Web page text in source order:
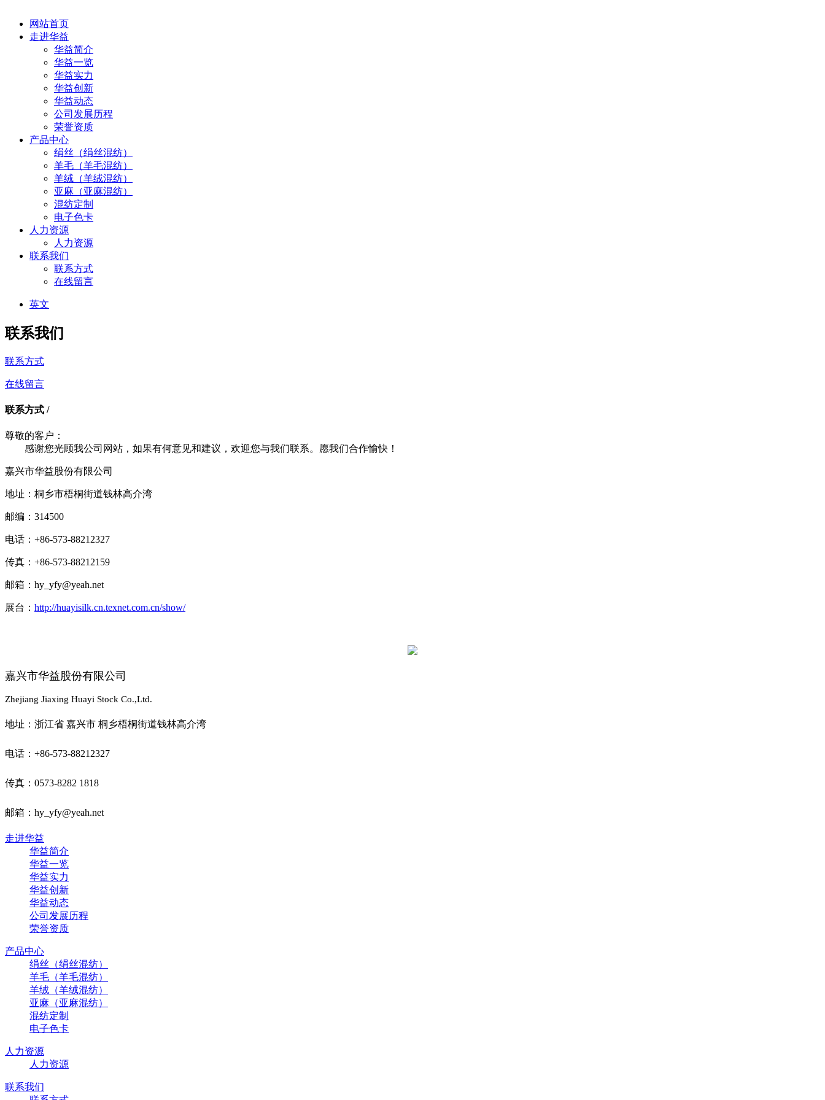
网站首页
走进华益
华益简介
华益一览
华益实力
华益创新
华益动态
公司发展历程
荣誉资质
产品中心
绢丝（绢丝混纺）
羊毛（羊毛混纺）
羊绒（羊绒混纺）
亚麻（亚麻混纺）
混纺定制
电子色卡
人力资源
人力资源
联系我们
联系方式
在线留言
英文
联系我们
联系方式
在线留言
联系方式 /
尊敬的客户：
感谢您光顾我公司网站，如果有何意见和建议，欢迎您与我们联系。愿我们合作愉快！
嘉兴市华益股份有限公司
地址：桐乡市梧桐街道钱林高介湾
邮编：314500
电话：+86-573-88212327
传真：+86-573-88212159
邮箱：hy_yfy@yeah.net
展台： http://huayisilk.cn.texnet.com.cn/show/
嘉兴市华益股份有限公司
Zhejiang Jiaxing Huayi Stock Co.,Ltd.
地址：浙江省 嘉兴市 桐乡梧桐街道钱林高介湾
电话：+86-573-88212327
传真：0573-8282 1818
邮箱：hy_yfy@yeah.net
走进华益
华益简介
华益一览
华益实力
华益创新
华益动态
公司发展历程
荣誉资质
产品中心
绢丝（绢丝混纺）
羊毛（羊毛混纺）
羊绒（羊绒混纺）
亚麻（亚麻混纺）
混纺定制
电子色卡
人力资源
人力资源
联系我们